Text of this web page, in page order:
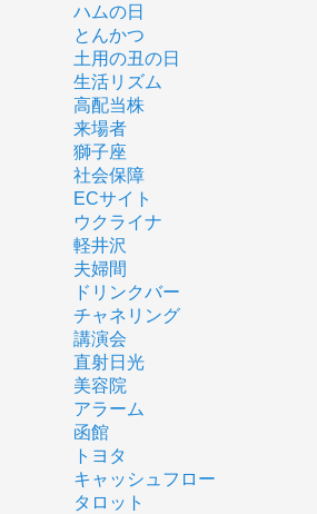
ハムの日
とんかつ
土用の丑の日
生活リズム
高配当株
来場者
獅子座
社会保障
ECサイト
ウクライナ
軽井沢
夫婦間
ドリンクバー
チャネリング
講演会
直射日光
美容院
アラーム
函館
トヨタ
キャッシュフロー
タロット